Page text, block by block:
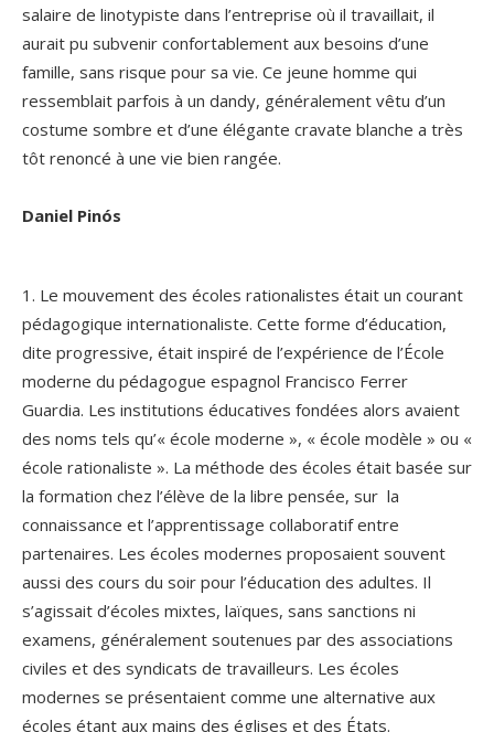
salaire de linotypiste dans l’entreprise où il travaillait, il
aurait pu subvenir confortablement aux besoins d’une
famille, sans risque pour sa vie. Ce jeune homme qui
ressemblait parfois à un dandy, généralement vêtu d’un
costume sombre et d’une élégante cravate blanche a très
tôt renoncé à une vie bien rangée.
Daniel Pinós
1. Le mouvement des écoles rationalistes était un courant
pédagogique internationaliste. Cette forme d’éducation,
dite progressive, était inspiré de l’expérience de l’École
moderne du pédagogue espagnol Francisco Ferrer
Guardia. Les institutions éducatives fondées alors avaient
des noms tels qu’« école moderne », « école modèle » ou «
école rationaliste ». La méthode des écoles était basée sur
la formation chez l’élève de la libre pensée, sur la
connaissance et l’apprentissage collaboratif entre
partenaires. Les écoles modernes proposaient souvent
aussi des cours du soir pour l’éducation des adultes. Il
s’agissait d’écoles mixtes, laïques, sans sanctions ni
examens, généralement soutenues par des associations
civiles et des syndicats de travailleurs. Les écoles
modernes se présentaient comme une alternative aux
écoles étant aux mains des églises et des États.